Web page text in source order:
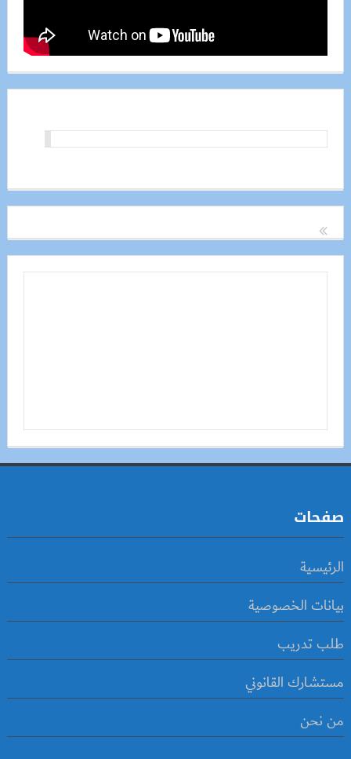
صفحات
الرئيسية
بيانات الخصوصية
طلب تدريب
مستشارك القانوني
من نحن